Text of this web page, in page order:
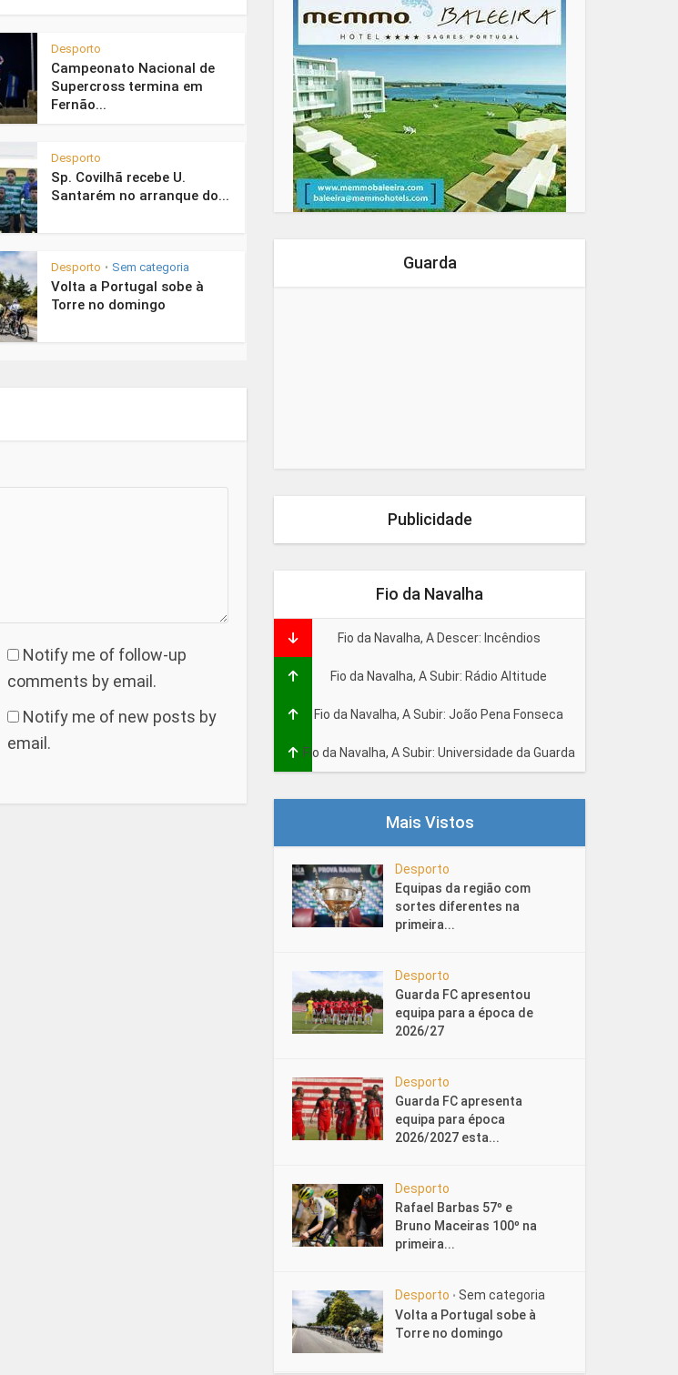
Desporto
Campeonato Nacional de
Supercross termina em
Fernão...
Desporto
Sp. Covilhã recebe U.
Santarém no arranque do...
Desporto • Sem categoria
Volta a Portugal sobe à
Torre no domingo
Notify me of follow-up
comments by email.
Notify me of new posts by
email.
Guarda
Publicidade
Fio da Navalha
Fio da Navalha, A Descer: Incêndios
Fio da Navalha, A Subir: Rádio Altitude
Fio da Navalha, A Subir: João Pena Fonseca
Fio da Navalha, A Subir: Universidade da Guarda
Mais Vistos
Desporto
Equipas da região com
sortes diferentes na
primeira...
Desporto
Guarda FC apresentou
equipa para a época de
2026/27
Desporto
Guarda FC apresenta
equipa para época
2026/2027 esta...
Desporto
Rafael Barbas 57º e
Bruno Maceiras 100º na
primeira...
Desporto • Sem categoria
Volta a Portugal sobe à
Torre no domingo